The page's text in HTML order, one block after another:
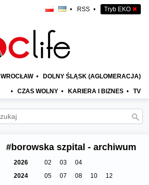
• RSS • Tryb EKO ✖
WROCŁAW • DOLNY ŚLĄSK (AGLOMERACJA)
• CZAS WOLNY • KARIERA I BIZNES • TV
#borowska szpital - archiwum
2026 02 03
04
2024
05 07 08 10
12